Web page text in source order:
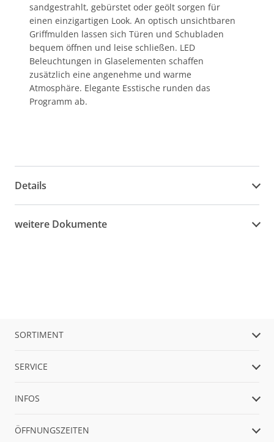
sandgestrahlt, gebürstet oder geölt sorgen für
einen einzigartigen Look. An optisch unsichtbaren
Griffmulden lassen sich Türen und Schubladen
bequem öffnen und leise schließen. LED
Beleuchtungen in Glaselementen schaffen
zusätzlich eine angenehme und warme
Atmosphäre. Elegante Esstische runden das
Programm ab.
Details
weitere Dokumente
SORTIMENT
SERVICE
INFOS
ÖFFNUNGSZEITEN